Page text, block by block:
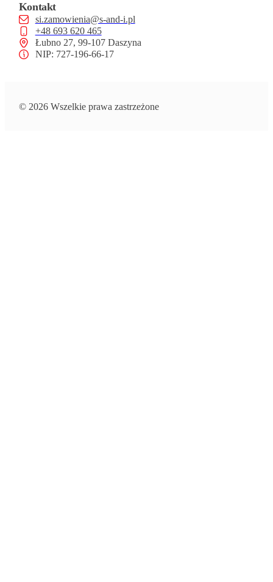
Kontakt
si.zamowienia@s-and-i.pl
+48 693 620 465
Łubno 27, 99-107 Daszyna
NIP: 727-196-66-17
© 2026 Wszelkie prawa zastrzeżone